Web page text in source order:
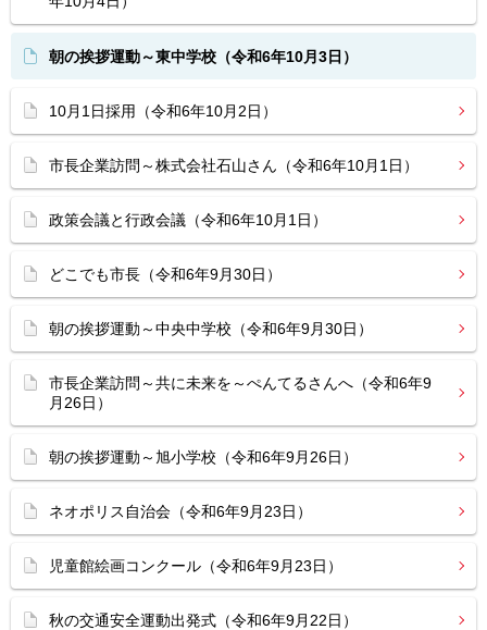
朝の挨拶運動～東中学校（令和6年10月3日）
10月1日採用（令和6年10月2日）
市長企業訪問～株式会社石山さん（令和6年10月1日）
政策会議と行政会議（令和6年10月1日）
どこでも市長（令和6年9月30日）
朝の挨拶運動～中央中学校（令和6年9月30日）
市長企業訪問～共に未来を～ぺんてるさんへ（令和6年9
月26日）
朝の挨拶運動～旭小学校（令和6年9月26日）
ネオポリス自治会（令和6年9月23日）
児童館絵画コンクール（令和6年9月23日）
秋の交通安全運動出発式（令和6年9月22日）